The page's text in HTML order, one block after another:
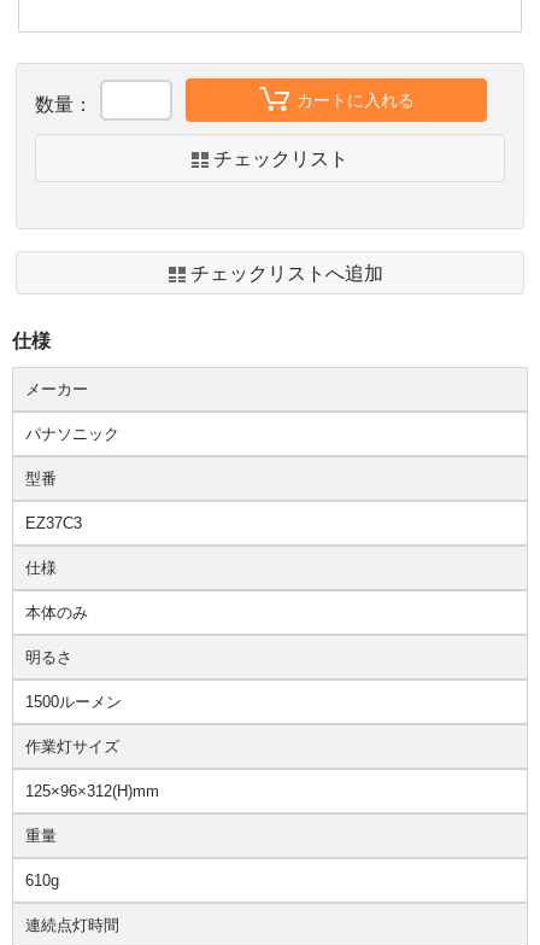
数量： カートに入れる
チェックリスト
チェックリストへ追加
仕様
メーカー
パナソニック
型番
EZ37C3
仕様
本体のみ
明るさ
1500ルーメン
作業灯サイズ
125×96×312(H)mm
重量
610g
連続点灯時間